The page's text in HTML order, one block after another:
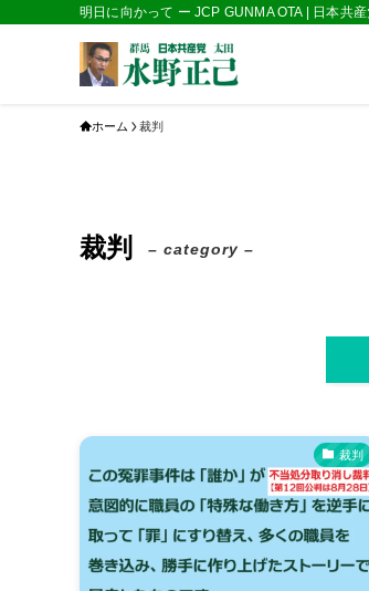
明日に向かって ー JCP GUNMA OTA | 日本共
ホーム 裁判
裁判 – category –
裁判